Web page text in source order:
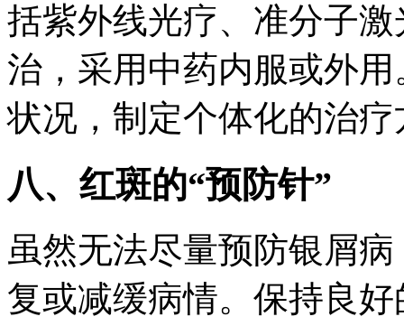
括紫外线光疗、准分子
治，采用中药内服或外
状况，制定个体化的治疗
八、红斑的“预防针”
虽然无法尽量预防银屑
复或减缓病情。保持良